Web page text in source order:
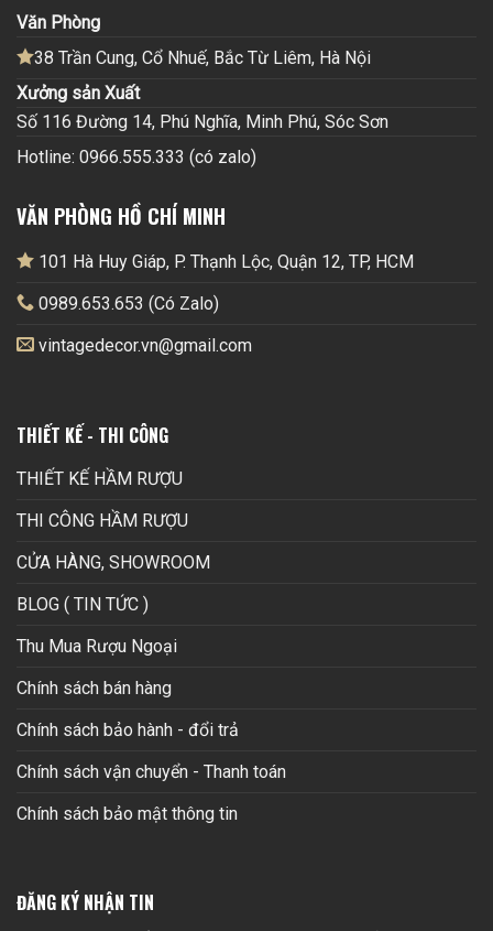
Văn Phòng
38 Trần Cung, Cổ Nhuế, Bắc Từ Liêm, Hà Nội
Xưởng sản Xuất
Số 116 Đường 14, Phú Nghĩa, Minh Phú, Sóc Sơn
Hotline: 0966.555.333 (có zalo)
VĂN PHÒNG HỒ CHÍ MINH
101 Hà Huy Giáp, P. Thạnh Lộc, Quận 12, TP, HCM
0989.653.653 (Có Zalo)
vintagedecor.vn@gmail.com
THIẾT KẾ - THI CÔNG
THIẾT KẾ HẦM RƯỢU
THI CÔNG HẦM RƯỢU
CỬA HÀNG, SHOWROOM
BLOG ( TIN TỨC )
Thu Mua Rượu Ngoại
Chính sách bán hàng
Chính sách bảo hành - đổi trả
Chính sách vận chuyển - Thanh toán
Chính sách bảo mật thông tin
ĐĂNG KÝ NHẬN TIN